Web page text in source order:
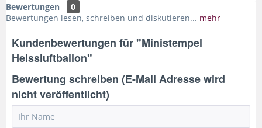
Bewertungen
0
Bewertungen lesen, schreiben und diskutieren... mehr
Kundenbewertungen für "Ministempel
Heissluftballon"
Bewertung schreiben (E-Mail Adresse wird
nicht veröffentlicht)